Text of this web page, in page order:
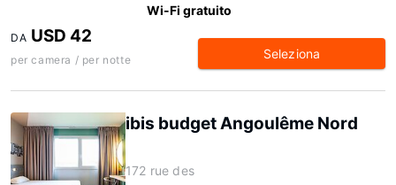
Wi-Fi gratuito
DA USD 42
per camera / per notte Seleziona
ibis budget Angoulême Nord
172 rue des